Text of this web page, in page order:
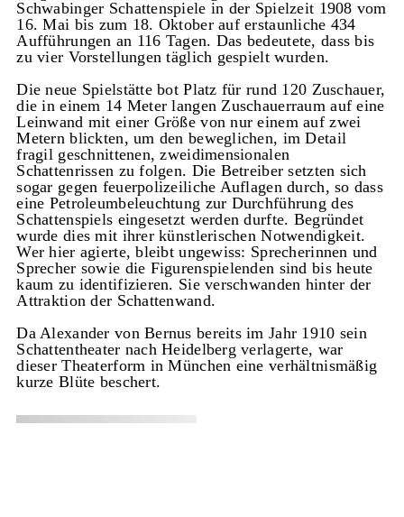
Schwabinger Schattenspiele in der Spielzeit 1908 vom
16. Mai bis zum 18. Oktober auf erstaunliche 434
Aufführungen an 116 Tagen. Das bedeutete, dass bis
zu vier Vorstellungen täglich gespielt wurden.
Die neue Spielstätte bot Platz für rund 120 Zuschauer,
die in einem 14 Meter langen Zuschauerraum auf eine
Leinwand mit einer Größe von nur einem auf zwei
Metern blickten, um den beweglichen, im Detail
fragil geschnittenen, zweidimensionalen
Schattenrissen zu folgen. Die Betreiber setzten sich
sogar gegen feuerpolizeiliche Auflagen durch, so dass
eine Petroleumbeleuchtung zur Durchführung des
Schattenspiels eingesetzt werden durfte. Begründet
wurde dies mit ihrer künstlerischen Notwendigkeit.
Wer hier agierte, bleibt ungewiss: Sprecherinnen und
Sprecher sowie die Figurenspielenden sind bis heute
kaum zu identifizieren. Sie verschwanden hinter der
Attraktion der Schattenwand.
Da Alexander von Bernus bereits im Jahr 1910 sein
Schattentheater nach Heidelberg verlagerte, war
dieser Theaterform in München eine verhältnismäßig
kurze Blüte beschert.